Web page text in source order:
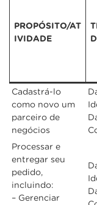
PROPÓSITO/AT
IVIDADE
Cadastrá-lo
como novo um
parceiro de
negócios
Processar e
entregar seu
pedido,
incluindo:
– Gerenciar